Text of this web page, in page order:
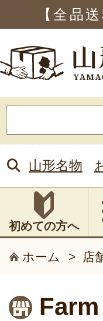
【全品
索:
山形名物
初めての方へ
ホーム > 店